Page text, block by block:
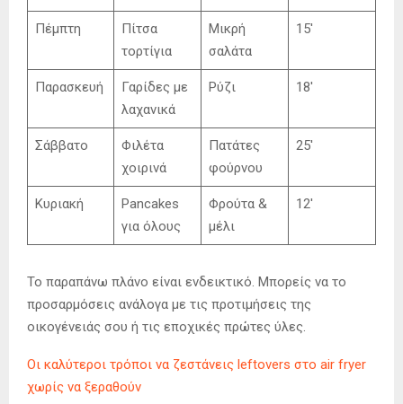
Πέμπτη
Πίτσα
τορτίγια
Μικρή
σαλάτα
15′
Παρασκευή
Γαρίδες με
λαχανικά
Ρύζι 18′
Σάββατο
Φιλέτα
χοιρινά
Πατάτες
φούρνου
25′
Κυριακή
Pancakes
για όλους
Φρούτα &
μέλι
12′
Το παραπάνω πλάνο είναι ενδεικτικό. Μπορείς να το
προσαρμόσεις ανάλογα με τις προτιμήσεις της
οικογένειάς σου ή τις εποχικές πρώτες ύλες.
Οι καλύτεροι τρόποι να ζεστάνεις leftovers στο air fryer
χωρίς να ξεραθούν